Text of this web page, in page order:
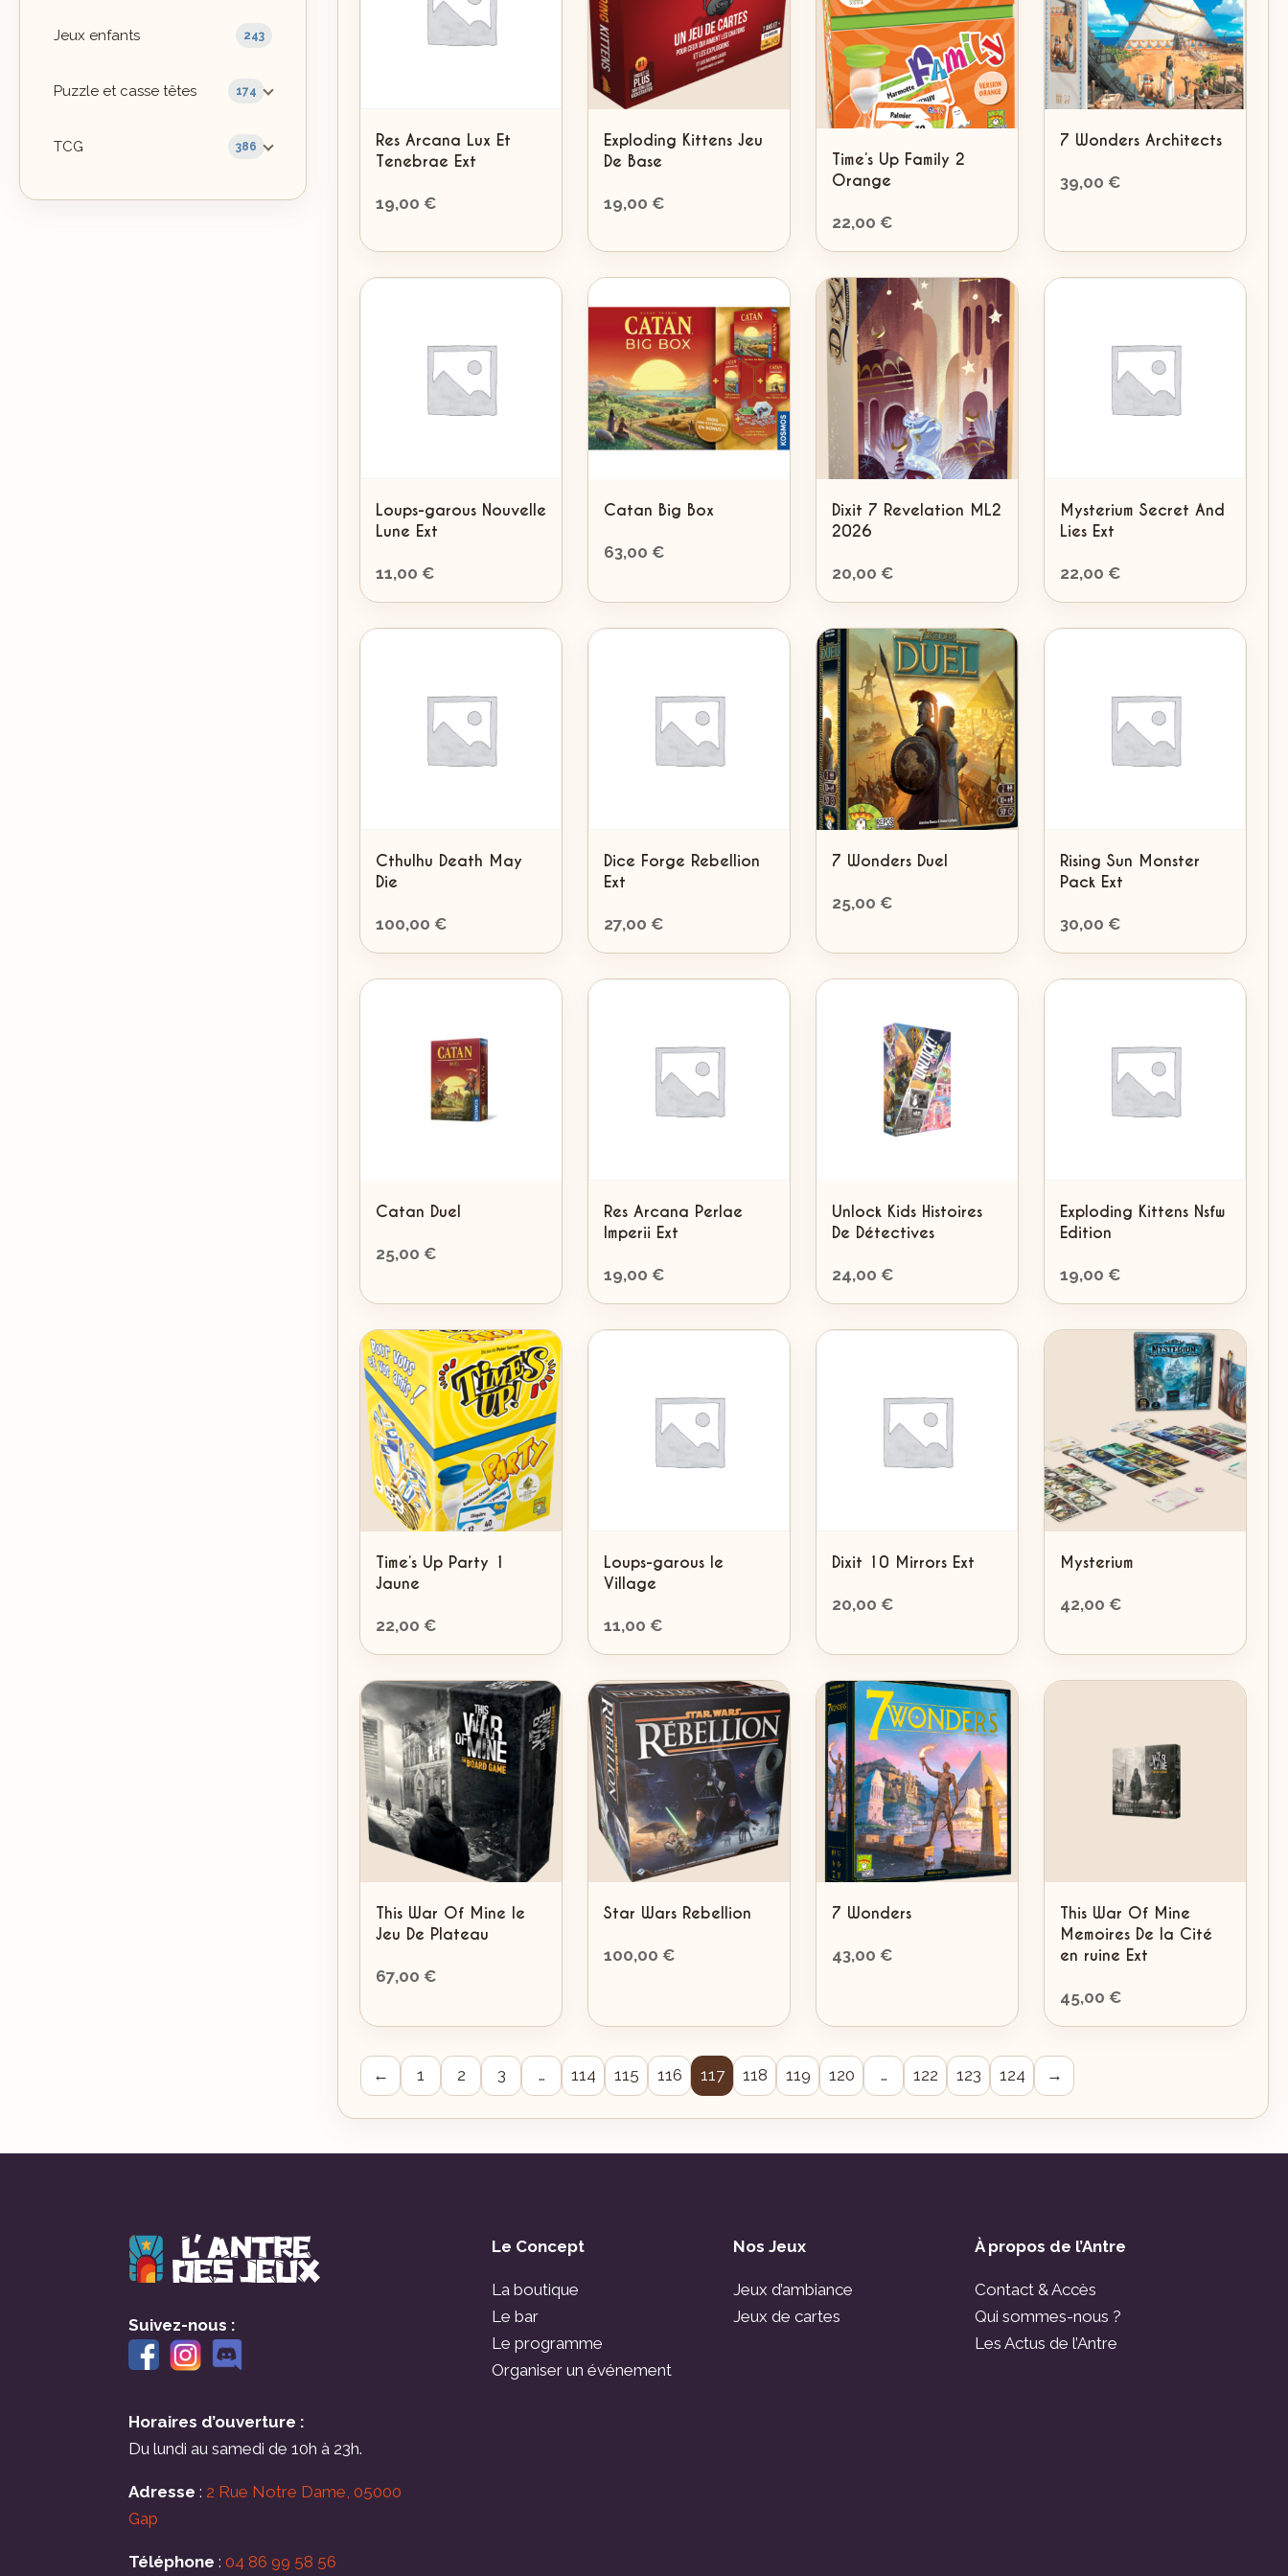
Jeux enfants 243
Puzzle et casse têtes 174
TCG 386
Res Arcana Lux Et
Tenebrae Ext
19,00 €
Exploding Kittens Jeu
De Base
19,00 €
Time’s Up Family 2
Orange
22,00 €
7 Wonders Architects
39,00 €
Loups-garous Nouvelle
Lune Ext
11,00 €
Catan Big Box
63,00 €
Dixit 7 Revelation ML2
2026
20,00 €
Mysterium Secret And
Lies Ext
22,00 €
Cthulhu Death May
Die
100,00 €
Dice Forge Rebellion
Ext
27,00 €
7 Wonders Duel
25,00 €
Rising Sun Monster
Pack Ext
30,00 €
Catan Duel
25,00 €
Res Arcana Perlae
Imperii Ext
19,00 €
Unlock Kids Histoires
De Détectives
24,00 €
Exploding Kittens Nsfw
Edition
19,00 €
Time’s Up Party 1
Jaune
22,00 €
Loups-garous le
Village
11,00 €
Dixit 10 Mirrors Ext
20,00 €
Mysterium
42,00 €
This War Of Mine le
Jeu De Plateau
67,00 €
Star Wars Rebellion
100,00 €
7 Wonders
43,00 €
This War Of Mine
Memoires De la Cité
en ruine Ext
45,00 €
← 1 2 3 … 114 115 116 117 118 119 120 … 122 123 124 →
Suivez-nous :
Horaires d’ouverture :
Du lundi au samedi de 10h à 23h.
Adresse : 2 Rue Notre Dame, 05000
Gap
Téléphone : 04 86 99 58 56
Le Concept
La boutique
Le bar
Le programme
Organiser un événement
Nos Jeux
Jeux d’ambiance
Jeux de cartes
À propos de l’Antre
Contact & Accès
Qui sommes-nous ?
Les Actus de l’Antre